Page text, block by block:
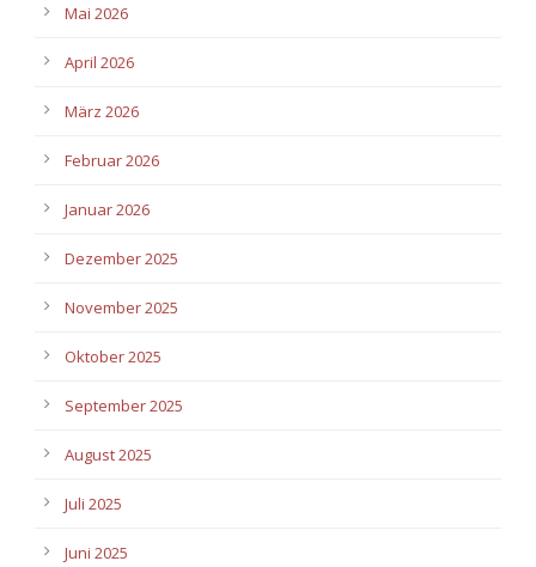
Mai 2026
April 2026
März 2026
Februar 2026
Januar 2026
Dezember 2025
November 2025
Oktober 2025
September 2025
August 2025
Juli 2025
Juni 2025